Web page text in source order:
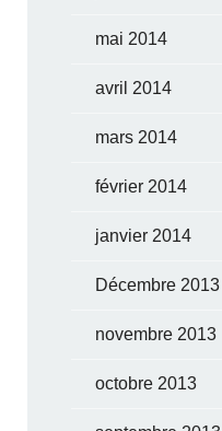
mai 2014
avril 2014
mars 2014
février 2014
janvier 2014
Décembre 2013
novembre 2013
octobre 2013